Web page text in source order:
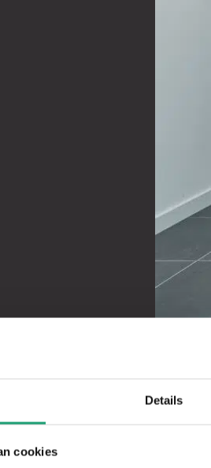
Details
cookies